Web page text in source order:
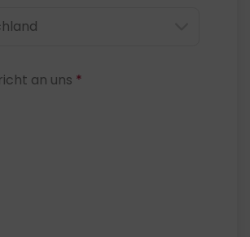
an uns *